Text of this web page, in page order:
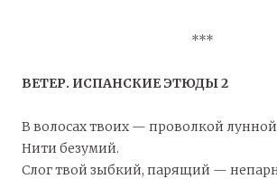
***
ВЕТЕР. ИСПАНСКИЕ ЭТЮДЫ 2
В волосах твоих — проволкой
Нити безумий.
Слог твой зыбкий, парящий —